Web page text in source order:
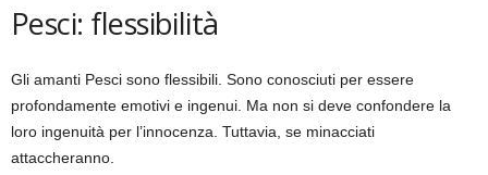
Pesci: flessibilità
Gli amanti Pesci sono flessibili. Sono conosciuti per essere
profondamente emotivi e ingenui. Ma non si deve confondere la
loro ingenuità per l’innocenza. Tuttavia, se minacciati
attaccheranno.